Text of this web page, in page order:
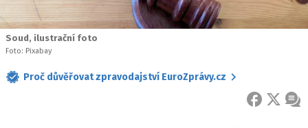
Soud, ilustrační foto
Foto: Pixabay
Proč důvěřovat zpravodajství EuroZprávy.cz
FACEBOOK
X